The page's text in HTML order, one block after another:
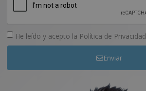
He leído y acepto la Política de Privacidad
Enviar